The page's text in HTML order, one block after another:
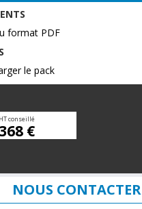
format PDF
le pack
HT conseillé
368 €
NOUS CONTACTER